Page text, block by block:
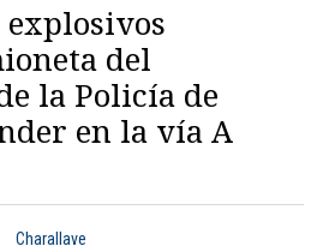
del
la Policía de
en la vía A
Charallave